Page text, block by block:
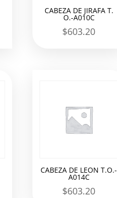
CABEZA DE JIRAFA T.
O.-A010C
$603.20
CABEZA DE LEON T.O.-
A014C
$603.20